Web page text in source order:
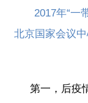
2017年“一
北京国家会议
第一，后疫